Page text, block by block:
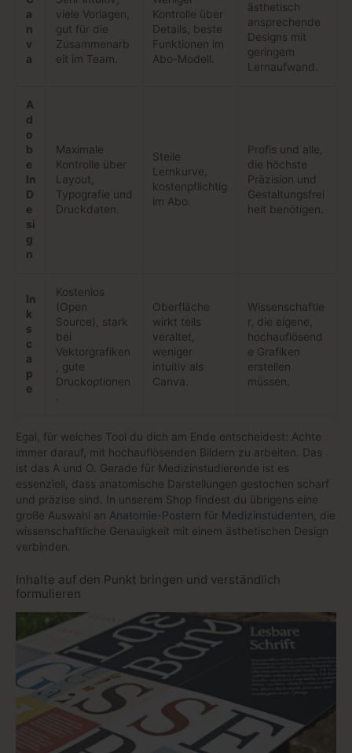
a
n
v
a
viele Vorlagen,
gut für die
Zusammenarb
eit im Team.
Kontrolle über
Details, beste
Funktionen im
Abo-Modell.
ästhetisch
ansprechende
Designs mit
geringem
Lernaufwand.
A
d
o
b
e
In
D
e
si
g
n
Maximale
Kontrolle über
Layout,
Typografie und
Druckdaten.
Steile
Lernkurve,
kostenpflichtig
im Abo.
Profis und alle,
die höchste
Präzision und
Gestaltungsfrei
heit benötigen.
In
k
s
c
a
p
e
Kostenlos
(Open
Source), stark
bei
Vektorgrafiken
, gute
Druckoptionen
Oberfläche
wirkt teils
veraltet,
weniger
intuitiv als
Canva.
Wissenschaftle
r, die eigene,
hochauflösend
e Grafiken
erstellen
müssen.
Egal, für welches Tool du dich am Ende entscheidest: Achte
immer darauf, mit hochauflösenden Bildern zu arbeiten. Das
ist das A und O. Gerade für Medizinstudierende ist es
essenziell, dass anatomische Darstellungen gestochen scharf
und präzise sind. In unserem Shop findest du übrigens eine
große Auswahl an Anatomie-Postern für Medizinstudenten , die
wissenschaftliche Genauigkeit mit einem ästhetischen Design
verbinden.
Inhalte auf den Punkt bringen und verständlich
formulieren